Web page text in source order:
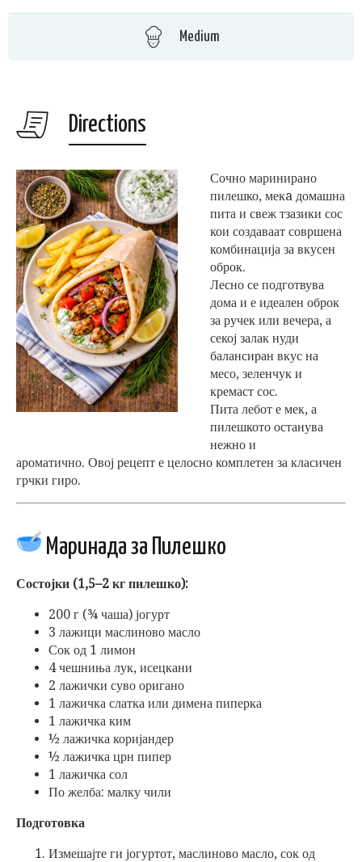
Medium
Directions
Сочно маринирано
пилешко, мекa домашна
пита и свеж тзазики сос
кои создаваат совршена
комбинација за вкусен
оброк.
Лесно се подготвува
дома и е идеален оброк
за ручек или вечера, а
секој залак нуди
балансиран вкус на
месо, зеленчук и
кремаст сос.
Пита лебот е мек, а
пилешкото останува
нежно и
ароматично. Овој рецепт е целосно комплетен за класичен
грчки гиро.
Маринада за Пилешко
Состојки (1,5–2 кг пилешко):
200 г (¾ чаша) јогурт
3 лажици маслиново масло
Сок од 1 лимон
4 чешниња лук, исецкани
2 лажички суво оригано
1 лажичка слатка или димена пиперка
1 лажичка ким
½ лажичка коријандер
½ лажичка црн пипер
1 лажичка сол
По желба: малку чили
Подготовка
Измешајте ги јогуртот, маслиново масло, сок од